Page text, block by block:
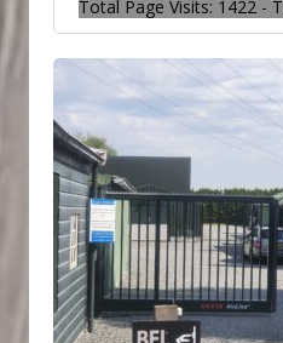
Total Page Visits: 1422 -